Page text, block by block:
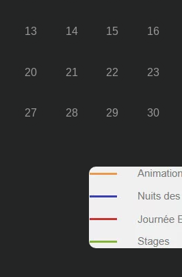
13 14 15 16
20 21 22 23
27 28 29 30